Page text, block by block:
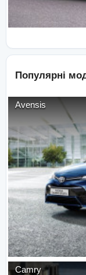
Популярні
Avensis
Camry